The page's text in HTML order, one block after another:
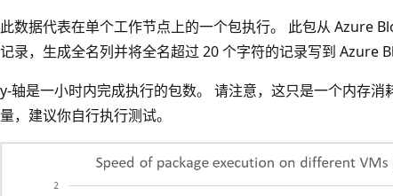
此数据代表在单个工作节点上的一个包执行。 此包从 Azure
记录，生成全名列并将全名超过 20 个字符的记录写到 Azure
y-轴是一小时内完成执行的包数。 请注意，这只是一个内存
量，建议你自行执行测试。